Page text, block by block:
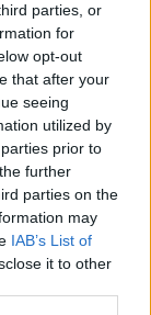
parties, or
for
opt-out
that after your
seeing
utilized by
prior to
further
parties on the
may
IAB’s List of
it to other
és
pedálokat.
időnk
Money
november)
mesélt